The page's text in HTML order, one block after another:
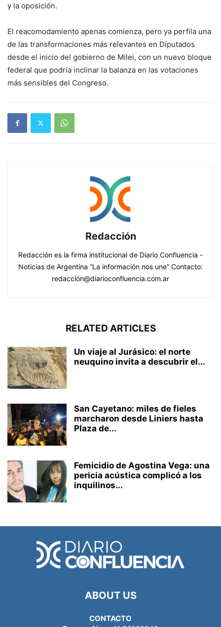
y la oposición.
El reacomodamiento apenas comienza, pero ya perfila una
de las transformaciones más relevantes en Diputados
desde el inicio del gobierno de Milei, con un nuevo bloque
federal que podría inclinar la balanza en las votaciones
más sensibles del Congreso.
Redacción
Redacción es la firma institucional de Diario Confluencia -
Noticias de Argentina “La información nos une” Contacto:
redacción@diarioconfluencia.com.ar
RELATED ARTICLES
Un viaje al Jurásico: el norte
neuquino invita a descubrir el...
San Cayetano: miles de fieles
marcharon desde Liniers hasta
Plaza de...
Femicidio de Agostina Vega: una
pericia acústica complicó a los
inquilinos...
ABOUT US
CONTACTO